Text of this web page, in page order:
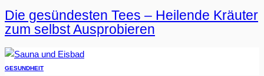
Die gesündesten Tees – Heilende Kräuter
zum selbst Ausprobieren
GESUNDHEIT